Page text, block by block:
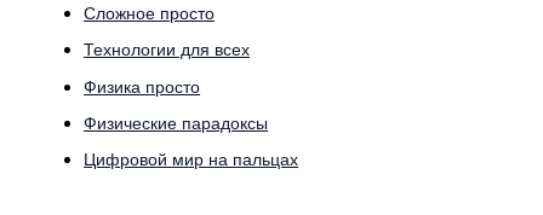
Сложное просто
Технологии для всех
Физика просто
Физические парадоксы
Цифровой мир на пальцах